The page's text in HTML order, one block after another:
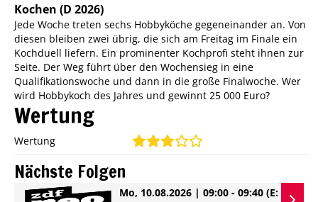
Kochen (D 2026)
Jede Woche treten sechs Hobbyköche gegeneinander an. Von
diesen bleiben zwei übrig, die sich am Freitag im Finale ein
Kochduell liefern. Ein prominenter Kochprofi steht ihnen zur
Seite. Der Weg führt über den Wochensieg in eine
Qualifikationswoche und dann in die große Finalwoche. Wer
wird Hobbykoch des Jahres und gewinnt 25 000 Euro?
Wertung
Wertung
Nächste Folgen
Mo, 10.08.2026 | 09:00 - 09:40 (E: